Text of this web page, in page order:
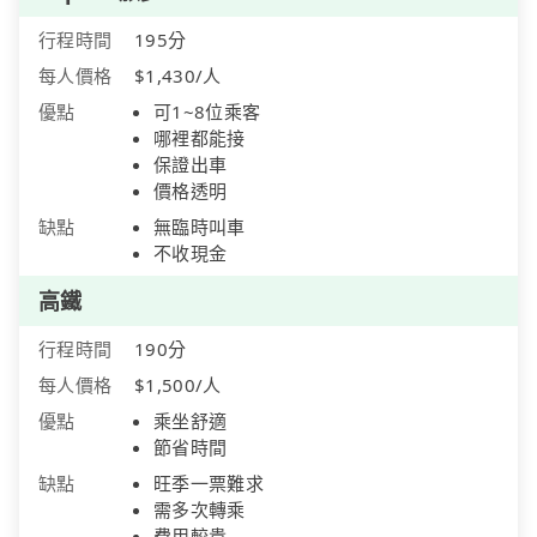
行程時間
195分
每人價格
$1,430/人
優點
可1~8位乘客
哪裡都能接
保證出車
價格透明
缺點
無臨時叫車
不收現金
高鐵
行程時間
190分
每人價格
$1,500/人
優點
乘坐舒適
節省時間
缺點
旺季一票難求
需多次轉乘